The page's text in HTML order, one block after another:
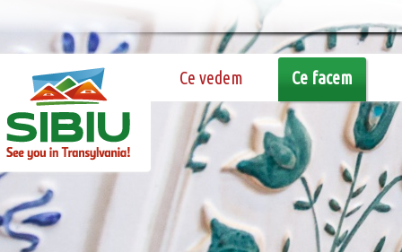
Ce vedem Ce facem